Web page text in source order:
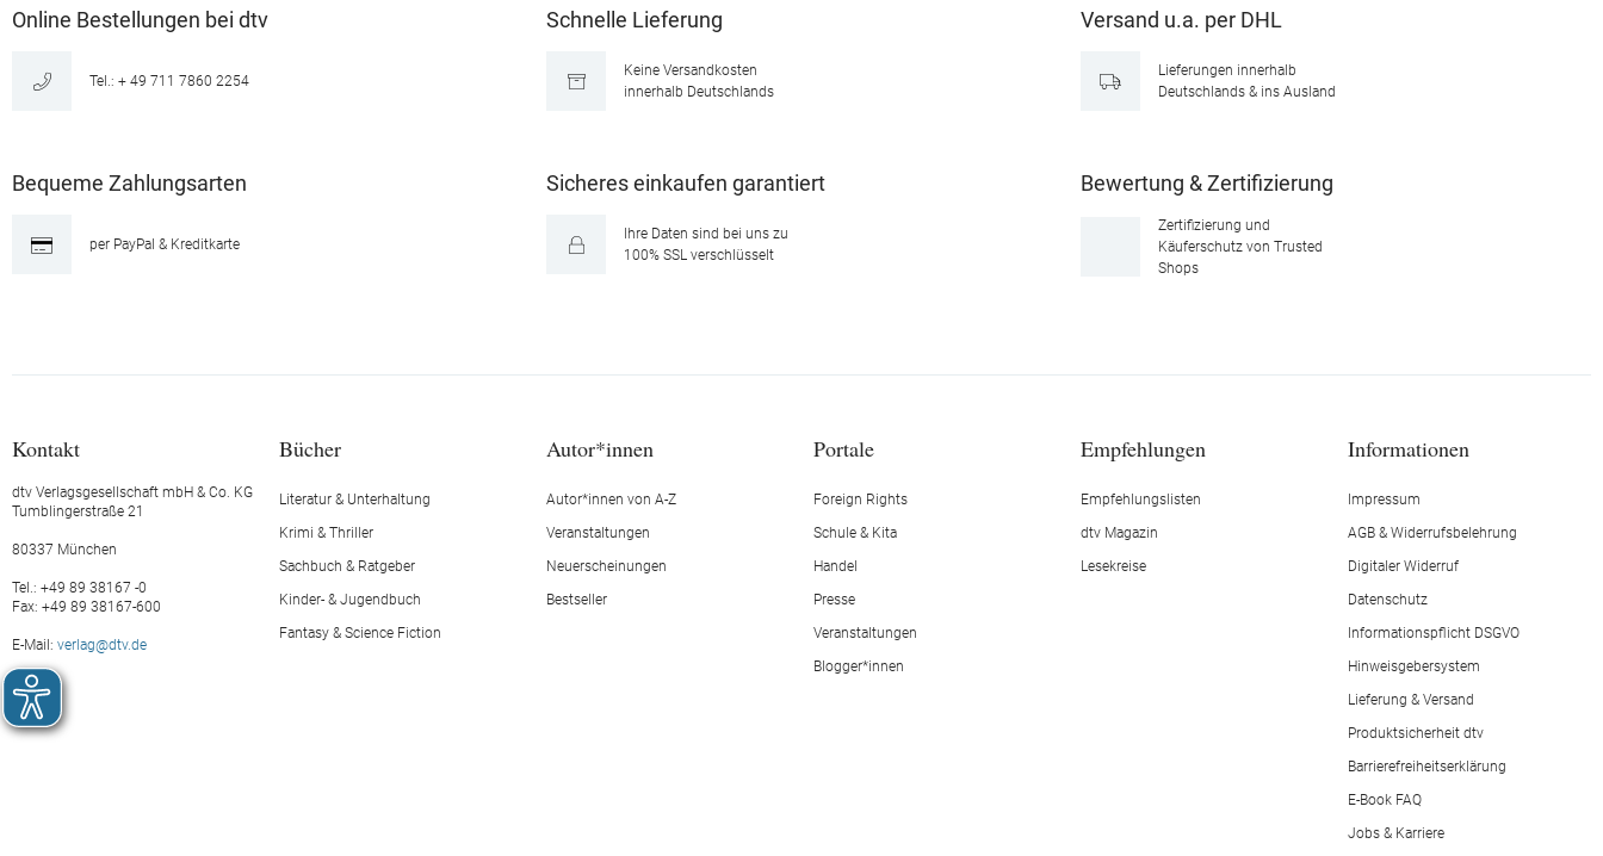
Online Bestellungen bei dtv
Tel.: + 49 711 7860 2254
Schnelle Lieferung
Keine Versandkosten
innerhalb Deutschlands
Versand u.a. per DHL
Lieferungen innerhalb
Deutschlands & ins Ausland
Bequeme Zahlungsarten
per PayPal & Kreditkarte
Sicheres einkaufen garantiert
Ihre Daten sind bei uns zu
100% SSL verschlüsselt
Bewertung & Zertifizierung
Zertifizierung und
Käuferschutz von Trusted
Shops
Kontakt
dtv Verlagsgesellschaft mbH & Co. KG
Tumblingerstraße 21
80337 München
Tel.: +49 89 38167 -0
Fax: +49 89 38167-600
E-Mail: verlag@dtv.de
Bücher
Literatur & Unterhaltung
Krimi & Thriller
Sachbuch & Ratgeber
Kinder- & Jugendbuch
Fantasy & Science Fiction
Autor*innen
Autor*innen von A-Z
Veranstaltungen
Neuerscheinungen
Bestseller
Portale
Foreign Rights
Schule & Kita
Handel
Presse
Veranstaltungen
Blogger*innen
Empfehlungen
Empfehlungslisten
dtv Magazin
Lesekreise
Informationen
Impressum
AGB & Widerrufsbelehrung
Digitaler Widerruf
Datenschutz
Informationspflicht DSGVO
Hinweisgebersystem
Lieferung & Versand
Produktsicherheit dtv
Barrierefreiheitserklärung
E-Book FAQ
Jobs & Karriere